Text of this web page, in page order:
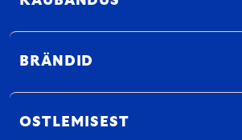
BRÄNDID
OSTLEMISEST